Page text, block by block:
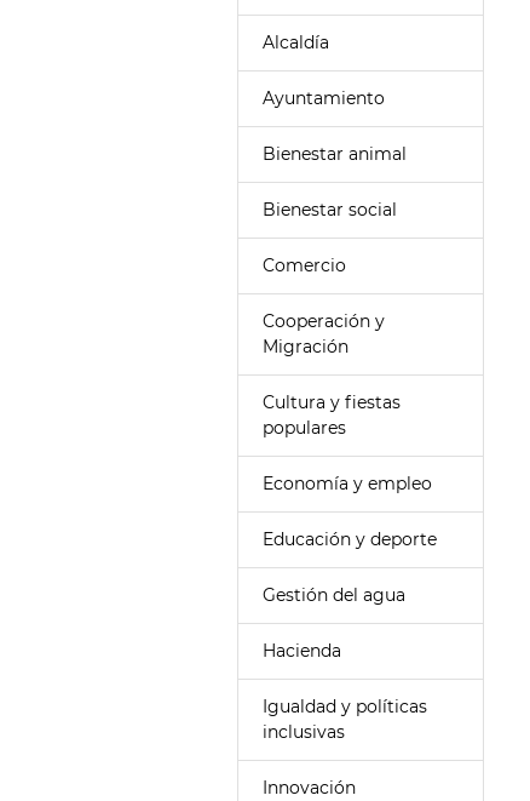
Alcaldía
Ayuntamiento
Bienestar animal
Bienestar social
Comercio
Cooperación y
Migración
Cultura y fiestas
populares
Economía y empleo
Educación y deporte
Gestión del agua
Hacienda
Igualdad y políticas
inclusivas
Innovación